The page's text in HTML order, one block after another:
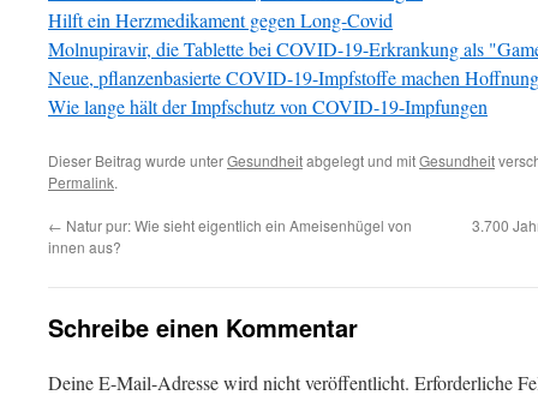
Hilft ein Herzmedikament gegen Long-Covid
Molnupiravir, die Tablette bei COVID-19-Erkrankung als
Neue, pflanzenbasierte COVID-19-Impfstoffe machen Hoffnung
Wie lange hält der Impfschutz von COVID-19-Impfungen
Dieser Beitrag wurde unterGesundheitabgelegt und mitGesundheit
Permalink.
← Natur pur: Wie sieht eigentlich ein Ameisenhügel von
innen aus?
3.700
Schreibe einen Kommentar
Deine E-Mail-Adresse wird nicht veröffentlicht. Erforderliche